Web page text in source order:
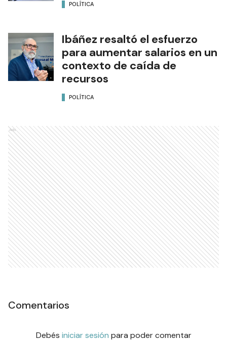
POLÍTICA
Ibáñez resaltó el esfuerzo
para aumentar salarios en un
contexto de caída de
recursos
POLÍTICA
Ads
Comentarios
Debés iniciar sesión para poder comentar